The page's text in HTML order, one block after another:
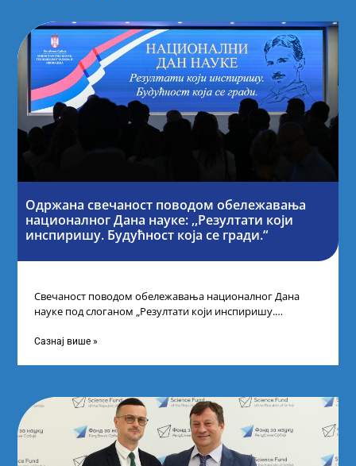
Одржана свечаност поводом обележавања
националног Дана науке: ,,Резултати који
инспиришу. Будућност која се гради.“
Свечаност поводом обележавања националног Дана
науке под слоганом „Резултати који инспиришу.
Министарства
Сазнај више »